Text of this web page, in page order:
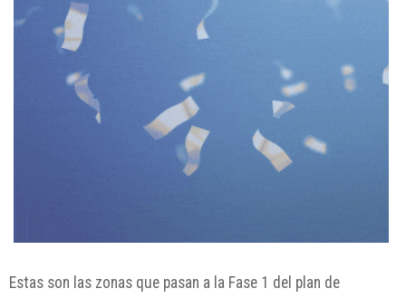
Estas son las zonas que pasan a la Fase 1 del plan de